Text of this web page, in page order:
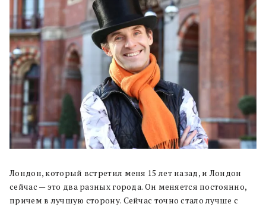
Лондон, который встретил меня 15 лет назад, и Лондон
сейчас — это два разных города. Он меняется постоянно,
причем в лучшую сторону. Сейчас точно стало лучше с